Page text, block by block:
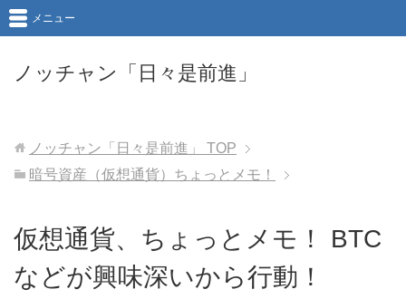
ノッチャン「日々是前進」
メニュー
ノッチャン「日々是前進」
TOP
暗号資産（仮想通貨）ちょっとメモ！
仮想通貨、ちょっとメモ！ BTC
などが興味深いから行動！